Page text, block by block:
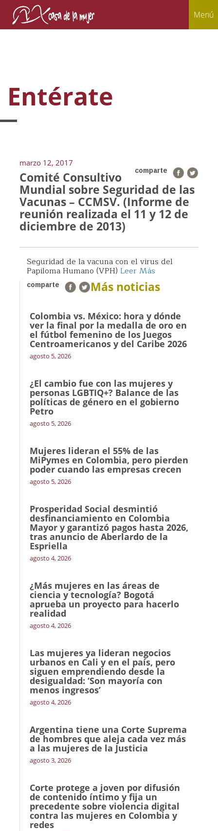
Menú
Entérate
marzo 12, 2017
comparte
Comité Consultivo
Mundial sobre Seguridad de las
Vacunas – CCMSV. (Informe de
reunión realizada el 11 y 12 de
diciembre de 2013)
Seguridad de la vacuna con el virus del
Papiloma Humano (VPH) Leer Más
comparte Más noticias
Colombia vs. México: hora y dónde
ver la final por la medalla de oro en
el fútbol femenino de los Juegos
Centroamericanos y del Caribe 2026
agosto 5, 2026
¿El cambio fue con las mujeres y
personas LGBTIQ+? Balance de las
políticas de género en el gobierno
Petro
agosto 5, 2026
Mujeres lideran el 55% de las
MiPymes en Colombia, pero pierden
poder cuando las empresas crecen
agosto 5, 2026
Prosperidad Social desmintió
desfinanciamiento en Colombia
Mayor y garantizó pagos hasta 2026,
tras anuncio de Aberlardo de la
Espriella
agosto 4, 2026
¿Más mujeres en las áreas de
ciencia y tecnología? Bogotá
aprueba un proyecto para hacerlo
realidad
agosto 4, 2026
Las mujeres ya lideran negocios
urbanos en Cali y en el país, pero
siguen emprendiendo desde la
desigualdad: ‘Son mayoría con
menos ingresos’
agosto 4, 2026
Argentina tiene una Corte Suprema
de hombres que aleja cada vez más
a las mujeres de la Justicia
agosto 3, 2026
Corte protege a joven por difusión
de contenido íntimo y fija un
precedente sobre violencia digital
contra las mujeres en Colombia y
redes